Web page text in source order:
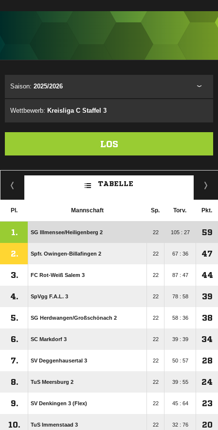
Saison: 2025/2026
Wettbewerb: Kreisliga C Staffel 3
LOS
TABELLE
Pl. Mannschaft Sp. Torv. Pkt.
1. SG Illmensee/​Heiligenberg 2 22 105 : 27 59
2. Spfr. Owingen-Billafingen 2 22 67 : 36 47
3. FC Rot-Weiß Salem 3 22 87 : 47 44
4. SpVgg F.A.L. 3 22 78 : 58 39
5. SG Herdwangen/​Großschönach 2 22 58 : 36 38
6. SC Markdorf 3 22 39 : 39 34
7. SV Deggenhausertal 3 22 50 : 57 28
8. TuS Meersburg 2 22 39 : 55 24
9. SV Denkingen 3 (Flex) 22 45 : 64 23
10. TuS Immenstaad 3 22 32 : 76 20